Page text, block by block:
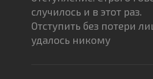
случилось и в этот раз.
Отступить без потери
удалось никому